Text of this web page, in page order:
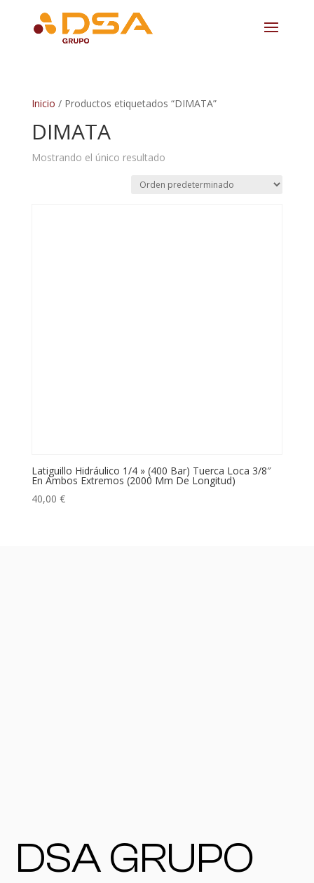
Inicio / Productos etiquetados “DIMATA”
DIMATA
Mostrando el único resultado
Latiguillo Hidráulico 1/4 » (400 Bar) Tuerca Loca 3/8″
En Ambos Extremos (2000 Mm De Longitud)
40,00 €
DSA GRUPO